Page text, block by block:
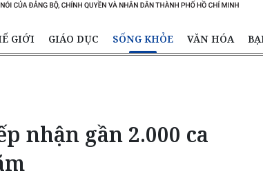
GIỚI GIÁO DỤC SỐNG KHỎE VĂN HÓA
nhận gần 2.000 ca